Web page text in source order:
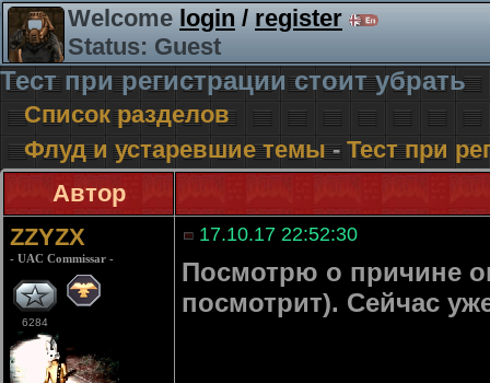
Welcome login/register
Status: Guest
Тест при регистрации стоит убрать
Список разделов
Флуд и устаревшие темы- Тест при
Автор
ZZYZX
- UAC Commissar -
6284
17.10.17 22:52:30
Посмотрю о причине
посмотрит). Сейчас